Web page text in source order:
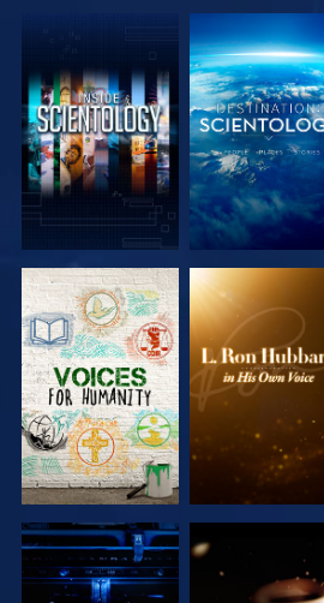
SERIE
ENTDECKEN
SERIE
ENTDECKEN
SERIE
SERIE